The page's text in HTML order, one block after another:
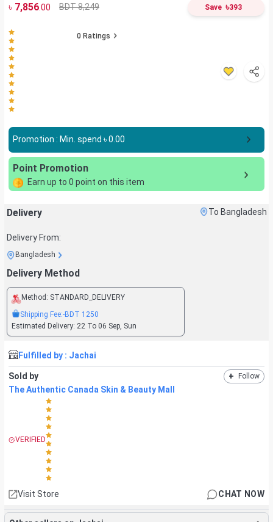
৳ 7,856.00 BDT 8,249 Save ৳393
0 Ratings
Promotion : Min. spend ৳0.00
Point Promotion
Earn up to 0 point on this item
Delivery To Bangladesh
Delivery From:
Bangladesh
Delivery Method
Method: STANDARD_DELIVERY
Shipping Fee:-BDT 1250
Estimated Delivery: 22 To 06 Sep, Sun
Fulfilled by : Jachai
Sold by + Follow
The Authentic Canada Skin & Beauty Mall
VERIFIED
Visit Store CHAT NOW